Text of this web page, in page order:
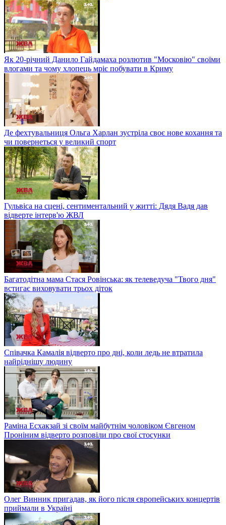
Як 20-річний Данило Гайдамаха розлютив "Московію" своїми
влогами та чому хлопець мріє побувати в Криму
Де фехтувальниця Ольга Харлан зустріла своє нове кохання та
чи повернеться у великий спорт
Гульвіса на сцені, сентиментальний у житті: Дядя Вадя дав
відверте інтерв'ю ЖВЛ
Багатодітна мама Стася Ровінська: як телеведуча "Твого дня"
встигає виховувати трьох діток
Співачка Камалія відверто про дні, коли ледь не втратила
найріднішу людину
Раміна Есхакзай зі своїм майбутнім чоловіком Євгеном
Проніним відверто розповіли про свої стосунки
Олег Винник пригадав, як його після європейських концертів
приймали в Україні